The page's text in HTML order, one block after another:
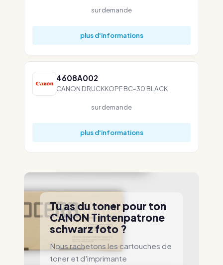
sur demande
plus d'informations
4608A002
CANON DRUCKKOPF BC-30 BLACK
sur demande
plus d'informations
Tu as du toner pour ton
CANON Tintenpatrone
schwarz foto ?
Nous rachetons les cartouches de
toner et d'imprimante